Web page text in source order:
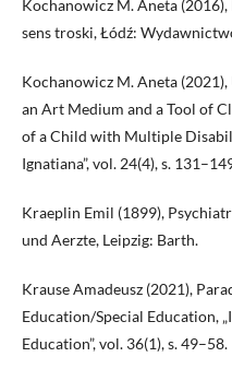
Kochanowicz M. Aneta (2016),
sens troski, Łódź:
Kochanowicz M. Aneta (2021),
an Art Medium and a Tool of
of a Child with Multiple
Ignatiana”, vol. 24(4), s.
Kraeplin Emil (1899),
und Aerzte, Leipzig: Barth.
Krause Amadeusz (2021),
Education/Special Education,
Education”, vol. 36(1), s. 49–58.